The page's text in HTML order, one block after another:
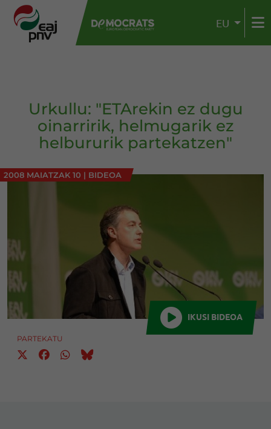
EU
Urkullu: "ETArekin ez dugu
oinarririk, helmugarik ez
helbururik partekatzen"
2008 MAIATZAK 10 | BIDEOA
IKUSI BIDEOA
PARTEKATU